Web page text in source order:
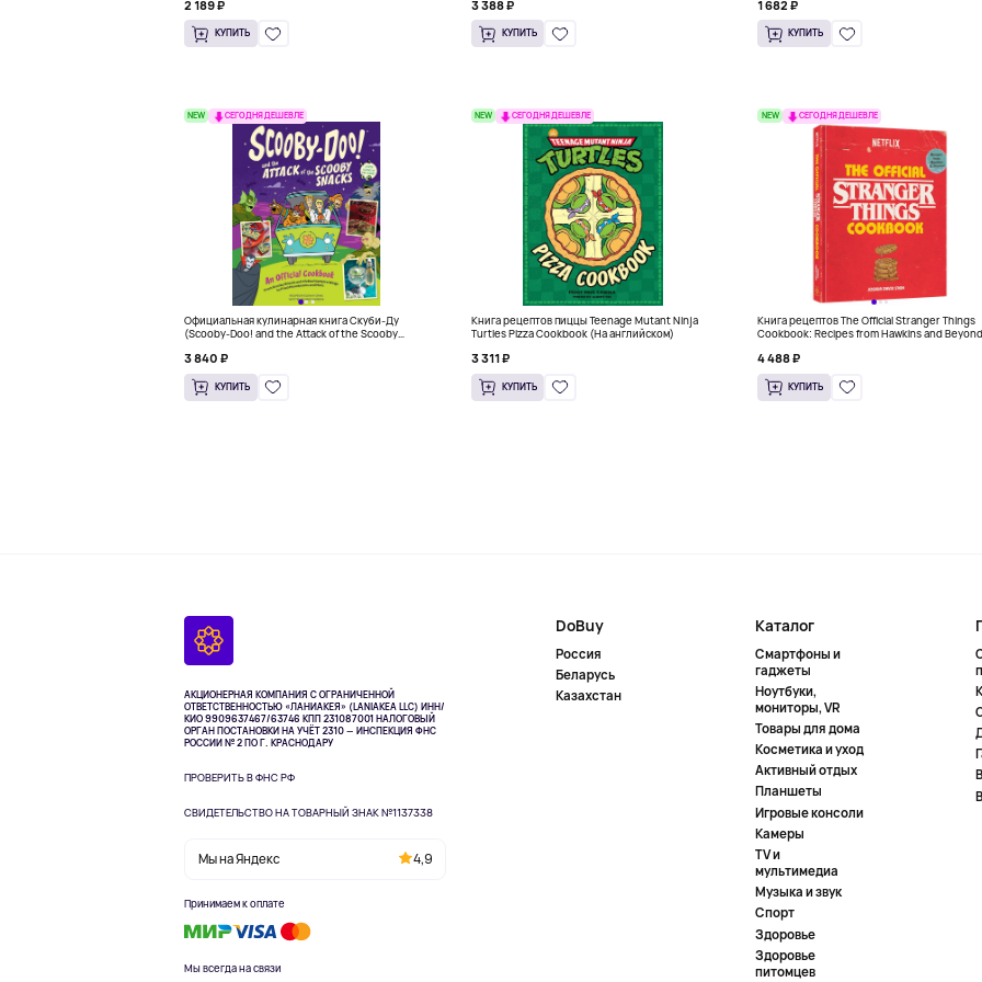
2 189 ₽
КУПИТЬ
3 388 ₽
КУПИТЬ
1 682 ₽
КУПИТЬ
NEW СЕГОДНЯ ДЕШЕВЛЕ
Официальная кулинарная книга Скуби-Ду
(Scooby-Doo! and the Attack of the Scooby
3 840 ₽
КУПИТЬ
NEW СЕГОДНЯ ДЕШЕВЛЕ
Книга рецептов пиццы Teenage Mutant Ninja
Turtles Pizza Cookbook (На английском)
3 311 ₽
КУПИТЬ
NEW СЕГОДНЯ ДЕШЕВЛЕ
Книга рецептов The Official Stranger Things
Cookbook: Recipes from Hawkins and
4 488 ₽
КУПИТЬ
АКЦИОНЕРНАЯ КОМПАНИЯ С ОГРАНИЧЕННОЙ
ОТВЕТСТВЕННОСТЬЮ «ЛАНИАКЕЯ» (LANIAKEA LLC) ИНН/
КИО 9909637467/63746 КПП 231087001 НАЛОГОВЫЙ
ОРГАН ПОСТАНОВКИ НА УЧЁТ 2310 — ИНСПЕКЦИЯ ФНС
РОССИИ № 2 ПО Г. КРАСНОДАРУ
ПРОВЕРИТЬ В ФНС РФ
СВИДЕТЕЛЬСТВО НА ТОВАРНЫЙ ЗНАК №1137338
Мы на Яндекс 4,9
Принимаем к оплате
Мы всегда на связи
DoBuy
Россия
Беларусь
Казахстан
Каталог
Смартфоны и
гаджеты
Ноутбуки,
мониторы, VR
Товары для дома
Косметика и уход
Активный отдых
Планшеты
Игровые консоли
Камеры
TV и
мультимедиа
Музыка и звук
Спорт
Здоровье
Здоровье
питомцев